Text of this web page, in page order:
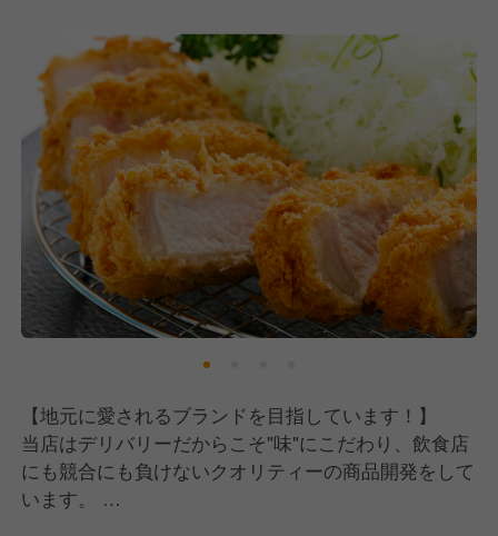
組める方を望みます。
■相手を思いやれる、感謝できる方
飲食店ではないのでお客様の食べているところや喜ん
でいるところは直接見る機会は難しいかもしれませ
ん。
しかし、だからこそお客様の笑顔のために何ができる
かを考えられるか、そしてそのために一緒に働き、協
力してくれる仲間に感謝できる方を望みます。
■チャレンジ精神を持たれている方
こうしたい！やっていきたい！と、大々的に言わなく
沸々と秘めた想いや考えも大歓迎ですので、現状に満
足せず、常に向上心を持って業務に取り組める方をお
待ちしています。
【地元に愛されるブランドを目指しています！】
当店はデリバリーだからこそ"味"にこだわり、飲食店
にも競合にも負けないクオリティーの商品開発をして
います。